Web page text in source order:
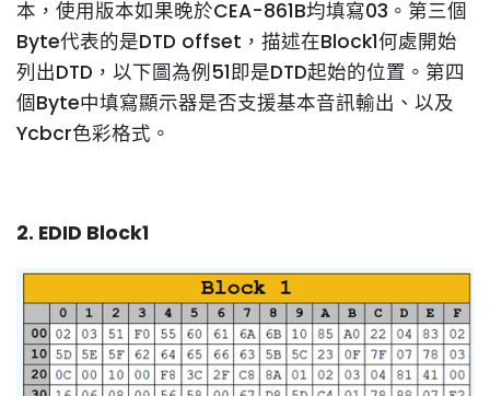
本，使用版本如果晚於CEA-861B均填寫03。第三個
Byte代表的是DTD offset，描述在Block1何處開始
列出DTD，以下圖為例51即是DTD起始的位置。第四
個Byte中填寫顯示器是否支援基本音訊輸出、以及
Ycbcr色彩格式。
2. EDID Block1